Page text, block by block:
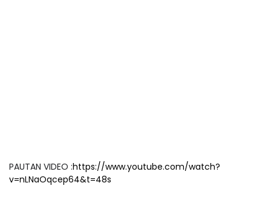
PAUTAN VIDEO :https://www.youtube.com/watch?
v=nLNaOqcep64&t=48s